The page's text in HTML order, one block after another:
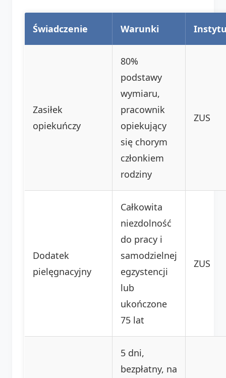
Świadczenie Warunki
Zasiłek
opiekuńczy
80%
podstawy
wymiaru,
pracownik
opiekujący
się chorym
członkiem
rodziny
ZUS
Dodatek
pielęgnacyjny
Całkowita
niezdolność
do pracy i
samodzielnej
egzystencji
lub
ukończone
75 lat
ZUS
5 dni,
bezpłatny, na